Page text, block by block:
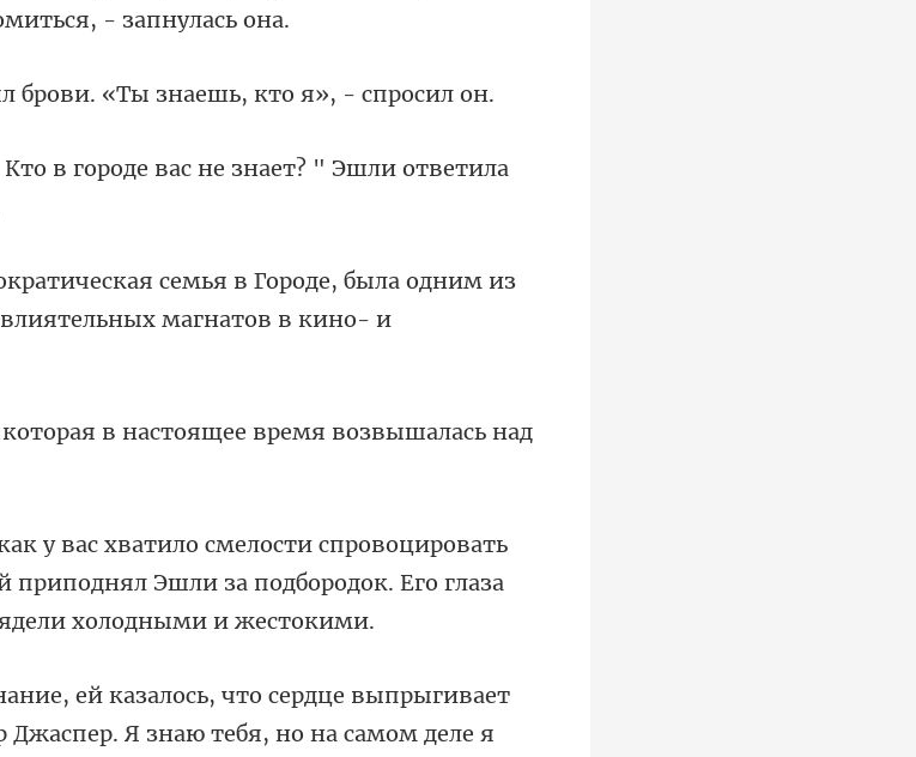
брови. «Ты знаешь
городе вас не знает? " Эшли от
Городе, была одним из
которая в настоящее вр
ровать
приподнял Эшли за подбородок.
Джаспер. Я знаю тебя, но на самом деле я